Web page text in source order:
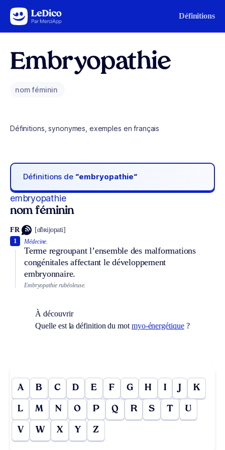
Aller au contenu Définitions
Embryopathie
nom féminin
Définitions, synonymes, exemples en français
Définitions de “embryopathie“
embryopathie
nom féminin
FR [ɑ̃bʀijopati]
Médecine.
Terme regroupant l’ensemble des malformations
congénitales affectant le développement
embryonnaire.
1
Embryopathie rubéoleuse.
À découvrir
Quelle est la définition du mot myo-énergétique?
A B C D E F G H I J K
L M N O P Q R S T U
V W X Y Z